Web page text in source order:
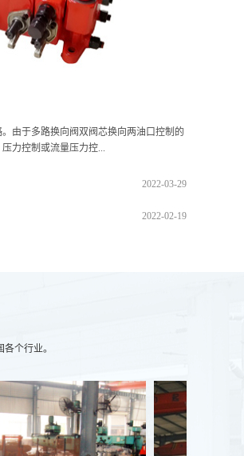
由于多路换向阀双阀芯换向两油口控制的
力控制或流量压力控...
2022-03-29
2022-02-19
个行业。